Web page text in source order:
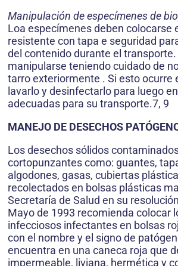
Manipulación de especímenes de
Loa especímenes deben colocarse
resistente con tapa e seguridad
del contenido durante el transporte.
manipularse teniendo cuidado de
tarro exteriormente . Si esto ocurre
lavarlo y desinfectarlo para luego
adecuadas para su transporte.7, 9
MANEJO DE DESECHOS
Los desechos sólidos
cortopunzantes como: guantes,
algodones, gasas, cubiertas
recolectados en bolsas plásticas
Secretaría de Salud en su
Mayo de 1993 recomienda colocar
infecciosos infectantes en bolsas
con el nombre y el signo de
encuentra en una caneca roja que
impermeable, liviana, hermética y